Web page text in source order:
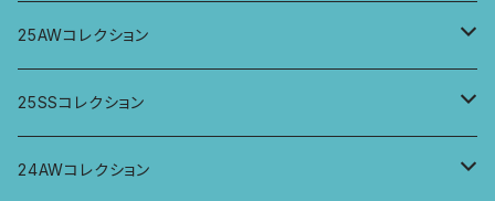
トップス
ジャケット、羽織
パンツ
25AWコレクション
トップス
パンツ
25SSコレクション
トップス
24AWコレクション